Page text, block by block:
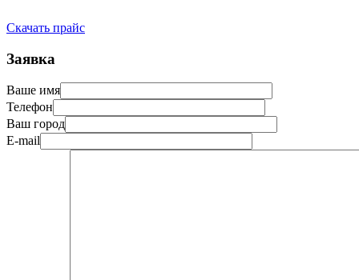
Скачать прайс
Заявка
Ваше имя
Телефон
Ваш город
E-mail